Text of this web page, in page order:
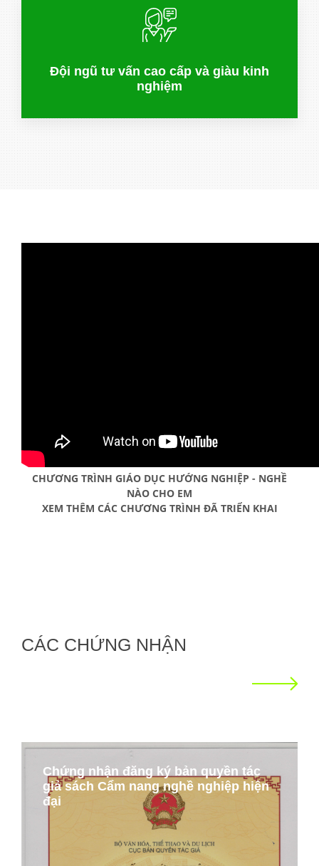
Đội ngũ tư vấn cao cấp và giàu kinh
nghiệm
CHƯƠNG TRÌNH GIÁO DỤC HƯỚNG NGHIỆP - NGHỀ
NÀO CHO EM
XEM THÊM CÁC CHƯƠNG TRÌNH ĐÃ TRIỂN KHAI
CÁC CHỨNG NHẬN
Chứng nhận đăng ký bản quyền tác
giả sách Cẩm nang nghề nghiệp hiện
đại